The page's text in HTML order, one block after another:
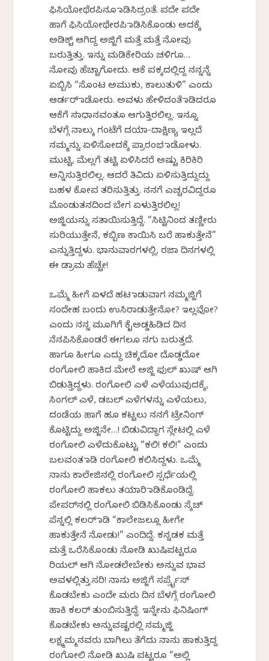
ಫಿಸಿಯೋಥೆರಪಿನೂ ಮಾಡಿಸಿದ್ರಂತೆ. ಪದೇ ಪದೇ
ಹಾಗೆ ಫಿಸಿಯೋಥೇರಪಿ ಮಾಡಿಸಿಕೊಂಡು ಅದಕ್ಕೆ
ಅಡಿಕ್ಟ್ ಆಗಿದ್ದ ಅಜ್ಜಿಗೆ ಮತ್ತೆ ಮತ್ತೆ ನೋವು
ಬರುತ್ತಿತ್ತು. ಇನ್ನು ಮಡಿಕೇರಿಯ ಚಳಿಗೂ…
ನೋವು ಹೆಚ್ಚಾಗೋದು. ಆಕೆ ಪಕ್ಕದಲ್ಲಿದ್ದ ನನ್ನನ್ನೆ
ಏಬ್ಬಿಸಿ “ಸೊಂಟ ಅಮುಕು, ಕಾಲುತುಳಿ” ಎಂದು
ಆರ್ಡರ್ ಮಾಡೋರು. ಅವಳು ಹೇಳಿದಂತೆ ಮಾಡಿದರೂ
ಆಕೆಗೆ ಸಮಾಧಾನವಂತೂ ಆಗುತ್ತಿರಲಿಲ್ಲ. ಇನ್ನೂ
ಬೆಳಗ್ಗೆ ನಾಲ್ಕು ಗಂಟೆಗೆ ದಯಾ-ದಾಕ್ಷಿಣ್ಯ ಇಲ್ಲದೆ
ನಮ್ಮನ್ನು ಏಳಿಸೋದಕ್ಕೆ ಪ್ರಾರಂಭ ಮಾಡೋಳು.
ಮುಟ್ಟಿ, ಮೆಲ್ಲಗೆ ತಟ್ಟಿ ಏಳಿಸಿದರೆ ಅಷ್ಟು ಕಿರಿಕಿರಿ
ಅನ್ನಿಸುತ್ತಿರಲಿಲ್ಲ. ಆದರೆ ತಿವಿದು ಏಳಿಸುತ್ತಿದ್ದುದ್ದು
ಬಹಳ ಕೋಪ ತರಿಸುತ್ತಿತ್ತು. ನನಗೆ ಎಚ್ಚರವಿದ್ದರೂ
ಮೊಂಡುತನದಿಂದ ಬೇಗ ಏಳುತ್ತಿರಲಿಲ್ಲ!
ಅಜ್ಜಿಯನ್ನು ಸತಾಯಿಸುತ್ತಿದ್ದೆ. “ಸಿಟ್ಟಿನಿಂದ ತಣ್ಣೀರು
ಸುರಿಯುತ್ತೇನೆ, ಕಬ್ಬಿಣ ಕಾಯಿಸಿ ಬರೆ ಹಾಕುತ್ತೇನೆ”
ಎನ್ನುತ್ತಿದ್ದಳು. ಭಾನುವಾರಗಳಲ್ಲಿ, ರಜಾ ದಿನಗಳಲ್ಲಿ
ಈ ಡ್ರಾಮ ಹೆಚ್ಚೇ!
ಒಮ್ಮೆ ಹೀಗೆ ಏಳದೆ ಹಟ ಮಾಡುವಾಗ ನಮ್ಮಜ್ಹಿಗೆ
ಸಂದೇಹ ಬಂದು ಉಸಿರಾಡುತ್ತೇನೋ? ಇಲ್ಲವೋ?
ಎಂದು ನನ್ನ ಮೂಗಿಗೆ ಕೈಅಡ್ಡಹಿಡಿದ ದಿನ
ನೆನಪಿಸಿಕೊಂಡರೆ ಈಗಲೂ ನಗು ಬರುತ್ತದೆ.
ಹಾಗೂ ಹೀಗೂ ಎದ್ದು ಚಿಕ್ಕದೋ ದೊಡ್ಡದೋ
ರಂಗೋಲಿ ಹಾಕಿದ ಮೇಲೆ ಅಜ್ಜಿ ಫುಲ್ ಖುಷ್ ಆಗಿ
ಬಿಡುತ್ತಿದ್ದಳು. ರಂಗೋಲಿ ಎಳೆ ಎಳೆಯುವುದಕ್ಕೆ,
ಸಿಂಗಲ್ ಎಳೆ, ಡಬಲ್ ಎಳೆಗಳನ್ನು ಎಳೆಯಲು,
ದಂಡೆಯ ಹಾಗೆ ಹೂ ಕಟ್ಟಲು ನನಗೆ ಟ್ರೇನಿಂಗ್
ಕೊಟ್ಟಿದ್ದು ಅಜ್ಜಿನೇ…! ಬಿಡುವಿದ್ದಾಗ ಸ್ಲೇಟಲ್ಲಿ ಎಳೆ
ರಂಗೋಲಿ ಎಳೆದುಕೊಟ್ಟು “ಕಲಿ! ಕಲಿ!” ಎಂದು
ಬಲವಂತ ಮಾಡಿ ರಂಗೋಲಿ ಕಲಿಸಿದ್ದಳು. ಒಮ್ಮೆ
ನಾನು ಕಾಲೇಜಿನಲ್ಲಿ ರಂಗೋಲಿ ಸ್ಪರ್ಧೆಯಲ್ಲಿ
ರಂಗೋಲಿ ಹಾಕಲು ತಯಾರಿ ಮಾಡಿಕೊಂಡಿದ್ದೆ.
ಪೇಪರ್‌ನಲ್ಲಿ ರಂಗೋಲಿ ಬಿಡಿಸಿಕೊಂಡು ಸ್ಕೆಚ್
ಪೆನ್ನಲ್ಲಿ ಕಲರ್‌ ಮಾಡಿ “ಕಾಲೇಜಲ್ಲೂ ಹೀಗೇ
ಹಾಕುತ್ತೇನೆ ನೋಡು!” ಎಂದಿದ್ದೆ. ಕನ್ನಡಕ ಮತ್ತೆ
ಮತ್ತೆ ಒರೆಸಿಕೊಂಡು ನೋಡಿ ಖುಷಿಪಟ್ಟರೂ
ರಿಯಲ್ ಆಗಿ ನೋಡಲೇಬೇಕು ಅನ್ನುವ ಭಾವ
ಅವಳಲ್ಲಿತ್ತು.ಸರಿ! ನಾನು ಅಜ್ಜಿಗೆ ಸರ್ಪ್ರೈಸ್
ಕೊಡಬೇಕು ಎಂದೇ ಮರು ದಿನ ಬೆಳಗ್ಗೆ ರಂಗೋಲಿ
ಹಾಕಿ ಕಲರ್ ತುಂಬಿಸುತ್ತಿದ್ದೆ. ಇನ್ನೇನು ಫಿನಿಷಿಂಗ್
ಕೊಡಬೇಕು ಅನ್ನುವಷ್ಟರಲ್ಲಿ ನಮ್ಮಜ್ಜಿ
ಲಕ್ಷ್ಮಮ್ಮನವರು ಬಾಗಿಲು ತೆಗೆದು ನಾನು ಹಾಕುತ್ತಿದ್ದ
ರಂಗೋಲಿ ನೋಡಿ ಖುಷಿ ಪಟ್ಟರೂ “ಅಲ್ಲಿ